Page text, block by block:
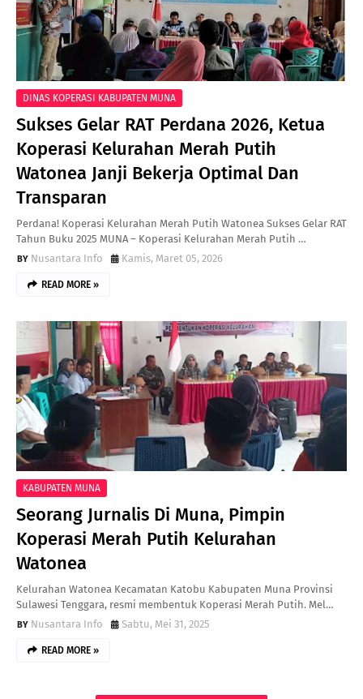
DINAS KOPERASI KABUPATEN MUNA
Sukses Gelar RAT Perdana 2026, Ketua
Koperasi Kelurahan Merah Putih
Watonea Janji Bekerja Optimal Dan
Transparan
Perdana! Koperasi Kelurahan Merah Putih Watonea Sukses Gelar RAT
Tahun Buku 2025 MUNA – Koperasi Kelurahan Merah Putih …
Nusantara Info
Kamis, Maret 05, 2026
READ MORE »
KABUPATEN MUNA
Seorang Jurnalis Di Muna, Pimpin
Koperasi Merah Putih Kelurahan
Watonea
Kelurahan Watonea Kecamatan Katobu Kabupaten Muna Provinsi
Sulawesi Tenggara, resmi membentuk Koperasi Merah Putih. Mel…
Nusantara Info
Sabtu, Mei 31, 2025
READ MORE »